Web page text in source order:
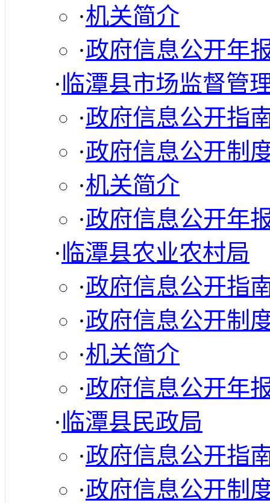
·机关简介
·政府信息公开年
·临潭县市场监督管
·政府信息公开指
·政府信息公开制
·机关简介
·政府信息公开年
·临潭县农业农村局
·政府信息公开指
·政府信息公开制
·机关简介
·政府信息公开年
·临潭县民政局
·政府信息公开指
·政府信息公开制